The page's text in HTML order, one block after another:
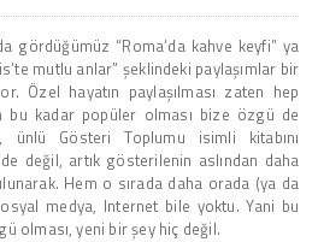
gördüğümüz “Roma’da kahve keyfi” ya
mutlu anlar” şeklindeki paylaşımlar bir
Özel hayatın paylaşılması zaten hep
bu kadar popüler olması bize özgü de
ünlü Gösteri Toplumu isimli kitabını
değil, artık gösterilenin aslından daha
Hem o sırada daha orada (ya da
medya, Internet bile yoktu. Yani bu
olması, yeni bir şey hiç değil.